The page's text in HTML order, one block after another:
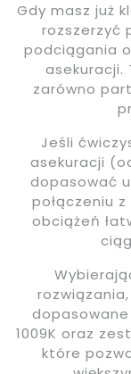
Gdy masz już
rozszerzyć
podciągania
asekuracji.
zarówno
Jeśli
asekuracji
dopasować
połączeniu
obciążeń
1009K oraz
które